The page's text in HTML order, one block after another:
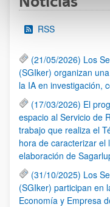
RSS
(21/05/2026) Los
(SGIker) organizan
la IA en investigación,
(17/03/2026) El
espacio al Servicio de
trabajo que realiza el
hora de caracterizar el
elaboración de
(31/10/2025) Los
(SGIker) participan en
Economía y Empresa